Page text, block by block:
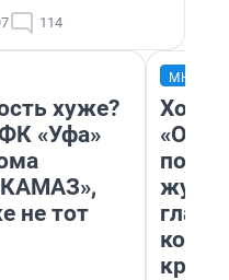
114
хуже?
«Уфа»
не тот
Хоть